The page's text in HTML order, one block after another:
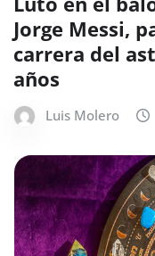
Jorge Messi,
carrera del
años
Luis Molero